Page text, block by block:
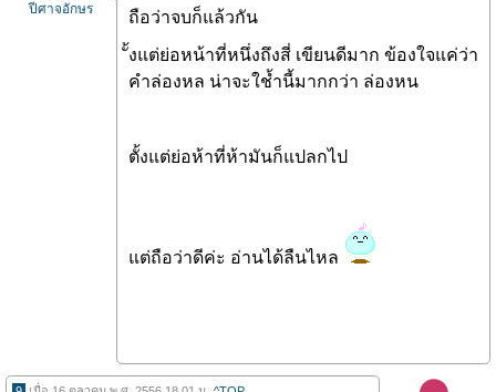
ปีศาจอักษร
ถือว่าจบก็แล้วกัน
ั้งแต่ย่อหน้าที่หนึ่งถึงสี่ เขียนดีมาก ข้องใจแค่ว่า
คำล่องหล น่าจะใช้ำนี้มากกว่า ล่องหน
ตั้งแต่ย่อห้าที่ห้ามันก็แปลกไป
แต่ถือว่าดีค่ะ อ่านได้ลืนไหล